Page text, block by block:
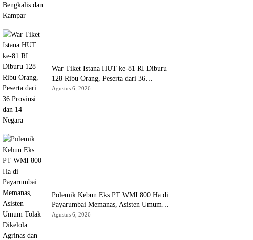
War Tiket Istana HUT ke-81 RI Diburu
128 Ribu Orang, Peserta dari 36
Provinsi dan 14 Negara
Agustus 6, 2026
Polemik Kebun Eks PT WMI 800 Ha di
Payarumbai Memanas, Asisten Umum
Tolak Dikelola Agrinas dan Tantang
Agustus 6, 2026